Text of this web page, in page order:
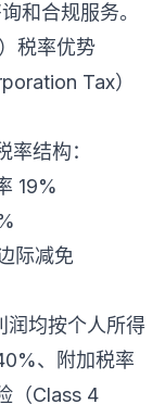
和合规服务。
税率优势
Tax）
结构：
19%
际减免
润均按个人所得
、附加税率
（Class 4